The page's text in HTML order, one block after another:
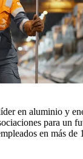
en aluminio y
para un
en más de